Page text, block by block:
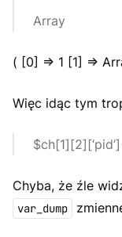
Array
( [0] => 1 [1] =>
Więc idąc tym
Chyba, że źle
var_dump